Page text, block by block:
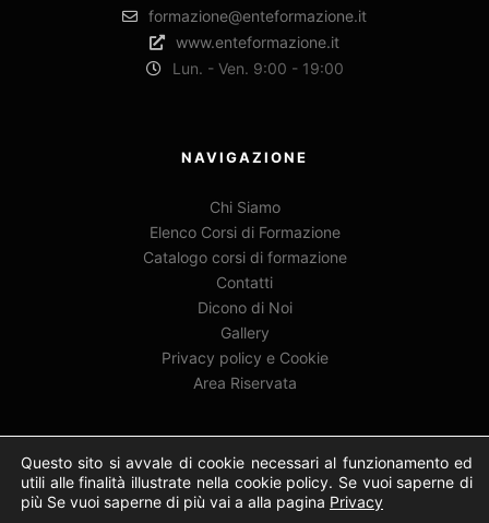
formazione@enteformazione.it
www.enteformazione.it
Lun. - Ven. 9:00 - 19:00
NAVIGAZIONE
Chi Siamo
Elenco Corsi di Formazione
Catalogo corsi di formazione
Contatti
Dicono di Noi
Gallery
Privacy policy e Cookie
Area Riservata
Questo sito si avvale di cookie necessari al funzionamento ed
utili alle finalità illustrate nella cookie policy. Se vuoi saperne di
più Se vuoi saperne di più vai a alla pagina Privacy